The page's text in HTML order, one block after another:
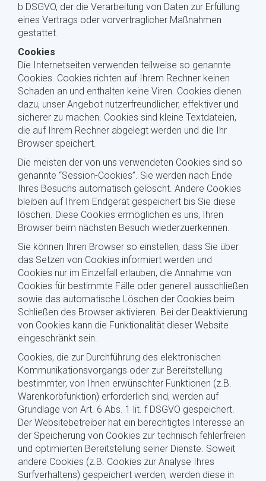
b DSGVO, der die Verarbeitung von Daten zur Erfüllung
eines Vertrags oder vorvertraglicher Maßnahmen
gestattet.
Cookies
Die Internetseiten verwenden teilweise so genannte
Cookies. Cookies richten auf Ihrem Rechner keinen
Schaden an und enthalten keine Viren. Cookies dienen
dazu, unser Angebot nutzerfreundlicher, effektiver und
sicherer zu machen. Cookies sind kleine Textdateien,
die auf Ihrem Rechner abgelegt werden und die Ihr
Browser speichert.
Die meisten der von uns verwendeten Cookies sind so
genannte “Session-Cookies”. Sie werden nach Ende
Ihres Besuchs automatisch gelöscht. Andere Cookies
bleiben auf Ihrem Endgerät gespeichert bis Sie diese
löschen. Diese Cookies ermöglichen es uns, Ihren
Browser beim nächsten Besuch wiederzuerkennen.
Sie können Ihren Browser so einstellen, dass Sie über
das Setzen von Cookies informiert werden und
Cookies nur im Einzelfall erlauben, die Annahme von
Cookies für bestimmte Fälle oder generell ausschließen
sowie das automatische Löschen der Cookies beim
Schließen des Browser aktivieren. Bei der Deaktivierung
von Cookies kann die Funktionalität dieser Website
eingeschränkt sein.
Cookies, die zur Durchführung des elektronischen
Kommunikationsvorgangs oder zur Bereitstellung
bestimmter, von Ihnen erwünschter Funktionen (z.B.
Warenkorbfunktion) erforderlich sind, werden auf
Grundlage von Art. 6 Abs. 1 lit. f DSGVO gespeichert.
Der Websitebetreiber hat ein berechtigtes Interesse an
der Speicherung von Cookies zur technisch fehlerfreien
und optimierten Bereitstellung seiner Dienste. Soweit
andere Cookies (z.B. Cookies zur Analyse Ihres
Surfverhaltens) gespeichert werden, werden diese in